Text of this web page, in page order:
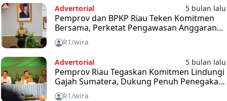
Advertorial 5 bulan lalu
Pemprov dan BPKP Riau Teken Komitmen
Bersama, Perketat Pengawasan Anggaran
2026R1/wira
Advertorial 5 bulan lalu
Pemprov Riau Tegaskan Komitmen Lindungi
Gajah Sumatera, Dukung Penuh Penegakan
Hukum
R1/wira